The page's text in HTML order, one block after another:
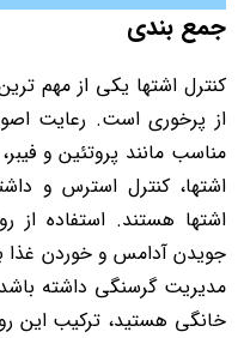
جمع بندی
کنترل اشتها یکی از مهم
از پرخوری است. رعایت
مناسب مانند پروتئین و
اشتها، کنترل استرس و
اشتها هستند. استفاده
جویدن آدامس و خوردن غذا
مدیریت گرسنگی داشته
خانگی هستید، ترکیب این